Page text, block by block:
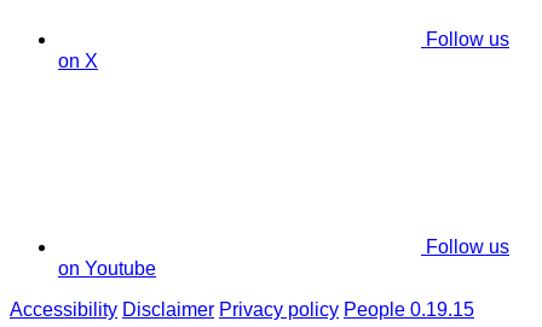
Follow us
on X
Follow us
on Youtube
Accessibility Disclaimer Privacy policy People 0.19.15